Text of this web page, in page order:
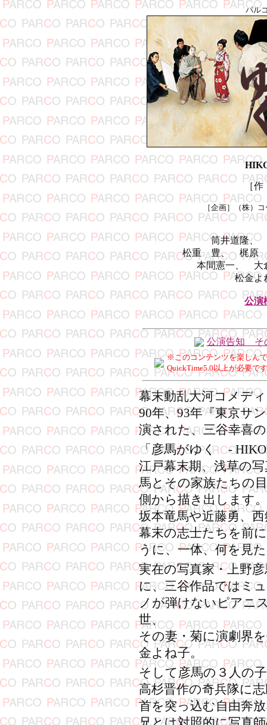
パル
［
［企画］（株）
筒井道隆、
松重 豊、 梶原
本間憲一、 大
松金
公演
公演告知 そ
※このコンテンツを楽しん
QuickTime5.0以上が必要で
幕末動乱大河コメデ
90年、93年『東京サ
演された、三谷幸喜
「彦馬がゆく -
江戸幕末期、浅草の
馬とその家族たちの
側から描き出します。
坂本竜馬や近藤勇、
幕末の志士たちを前
うに、一体、何を見
実在の写真家・上野
に、三谷作品ではミ
ノが弾けないピアニ
世、
その妻・菊に演劇界
金よね子。
そして彦馬の３人の
高杉晋作の奇兵隊に
首を突っ込む自由奔